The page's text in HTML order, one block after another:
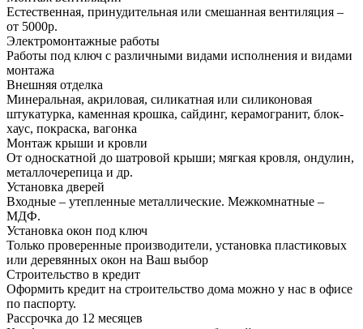
Естественная, принудительная или смешанная вентиляция –
от 5000р.
Электромонтажные работы
Работы под ключ с различными видами исполнения и видами
монтажа
Внешняя отделка
Минеральная, акриловая, силикатная или силиконовая
штукатурка, каменная крошка, сайдинг, керамогранит, блок-
хаус, покраска, вагонка
Монтаж крыши и кровли
От односкатной до шатровой крыши; мягкая кровля, ондулин,
металлочерепица и др.
Установка дверей
Входные – утепленные металлические. Межкомнатные –
МДФ.
Установка окон под ключ
Только проверенные производители, установка пластиковых
или деревянных окон на Ваш выбор
Строительство в кредит
Оформить кредит на строительство дома можно у нас в офисе
по паспорту.
Рассрочка до 12 месяцев